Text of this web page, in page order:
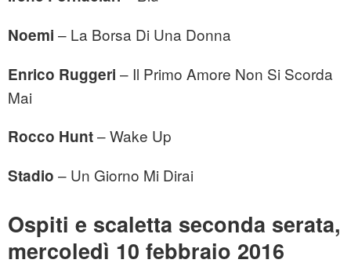
Noemi – La Borsa Di Una Donna
Enrico Ruggeri – Il Primo Amore Non Si Scorda
Mai
Rocco Hunt– Wake Up
Stadio – Un Giorno Mi Dirai
Ospiti e scaletta seconda serata,
mercoledì 10 febbraio 2016